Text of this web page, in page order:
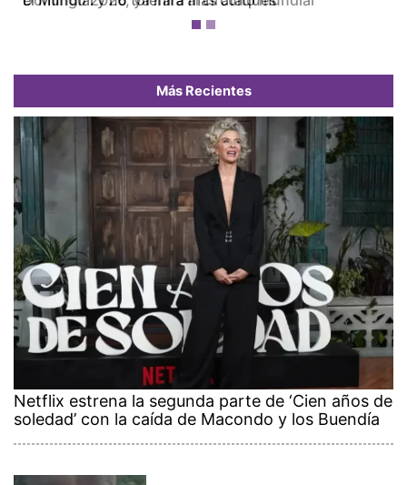
Más Recientes
Netflix estrena la segunda parte de ‘Cien años de
soledad’ con la caída de Macondo y los Buendía